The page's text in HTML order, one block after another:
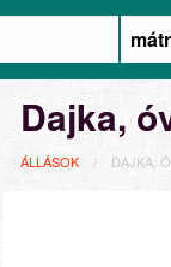
Dajka,
ÁLLÁSOK DAJKA,